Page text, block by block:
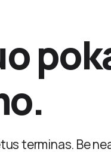
terminas. Be